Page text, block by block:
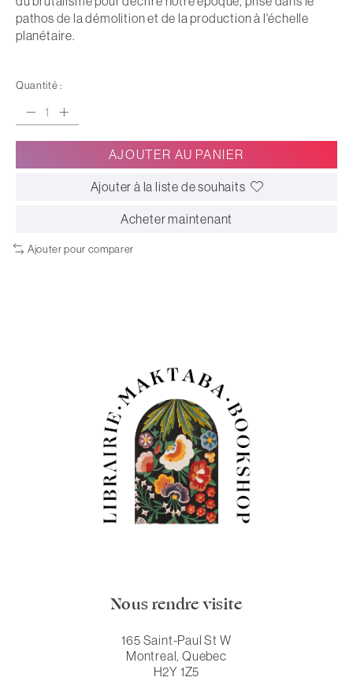
pathos de la démolition et de la production à l'échelle
planétaire.
Quantité :
AJOUTER AU PANIER
Ajouter à la liste de souhaits
Acheter maintenant
Ajouter pour comparer
Nous rendre visite
165 Saint-Paul St W
Montreal, Quebec
H2Y 1Z5